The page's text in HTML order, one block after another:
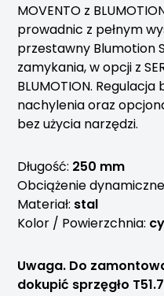
MOVENTO z
prowadnic z pełnym
przestawny Blumotion
zamykania, w opcji z
BLUMOTION.
nachylenia oraz
bez użycia narzędzi.
Długość: 250 mm
Obciążenie
Materiał: stal
Kolor / Powierzchnia:
Uwaga. Do
dokupić sprzęgło